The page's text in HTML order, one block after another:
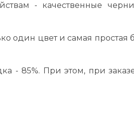
- качественные
один цвет и самая простая
- 85%. При этом, при